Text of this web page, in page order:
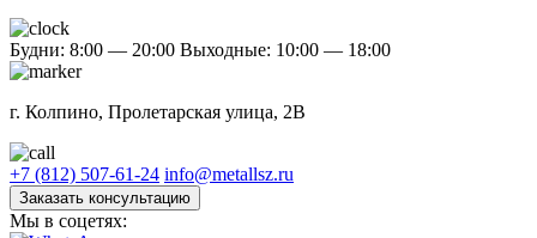
Будни: 8:00 — 20:00 Выходные: 10:00 — 18:00
г. Колпино, Пролетарская улица, 2В
+7 (812) 507-61-24 info@metallsz.ru
Заказать консультацию
Мы в соцетях: